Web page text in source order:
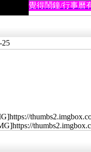
覺得鬧鐘/行事曆
25